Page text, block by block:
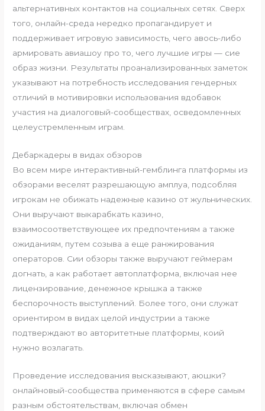
альтернативных контактов на социальных сетях. Сверх
того, онлайн-среда нередко пропагандирует и
поддерживает игровую зависимость, чего авось-либо
армировать авиашоу про то, чего лучшие игры — сие
образ жизни. Результаты проанализированных заметок
указывают на потребность исследования гендерных
отличий в мотивировки использования вдобавок
участия на диалоговый-сообществах, осведомленных
целеустремленным играм.
Дебаркадеры в видах обзоров
Во всем мире интерактивный-гемблинга платформы из
обзорами веселят разрешающую амплуа, подсобляя
игрокам не обижать надежные казино от жульнических.
Они выручают выкарабкать казино,
взаимосоответствующее их предпочтениям а также
ожиданиям, путем созыва а еще ранжирования
операторов. Сии обзоры также выручают геймерам
догнать, а как работает автоплатформа, включая нее
лицензирование, денежное крышка а также
беспорочность выступлений. Более того, они служат
ориентиром в видах целой индустрии а также
подтверждают во авторитетные платформы, коий
нужно возлагать.
Проведение исследования высказывают, аюшки?
онлайновый-сообщества применяются в сфере самым
разным обстоятельствам, включая обмен